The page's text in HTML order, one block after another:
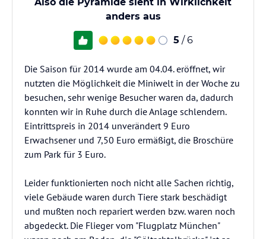
anders aus
5 / 6
Die Saison für 2014 wurde am 04.04. eröffnet, wir
nutzten die Möglichkeit die Miniwelt in der Woche zu
besuchen, sehr wenige Besucher waren da, dadurch
konnten wir in Ruhe durch die Anlage schlendern.
Eintrittspreis in 2014 unverändert 9 Euro
Erwachsener und 7,50 Euro ermäßigt, die Broschüre
zum Park für 3 Euro.
Leider funktionierten noch nicht alle Sachen richtig,
viele Gebäude waren durch Tiere stark beschädigt
und mußten noch repariert werden bzw. waren noch
abgedeckt. Die Flieger vom "Flugplatz München"